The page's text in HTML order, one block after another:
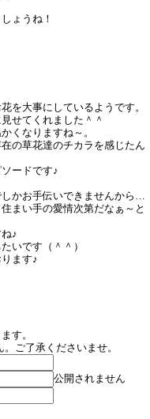
ょうね！
を大事にしているようです。
せてくれました＾＾
くなりますね～。
の草花達のチカラを感じたん
ードです♪
かお手伝いできませんから…
まい手の愛情次第だなぁ～と
♪
いです（＾＾）
ます♪
す。
ご了承くださいませ。
公開されません